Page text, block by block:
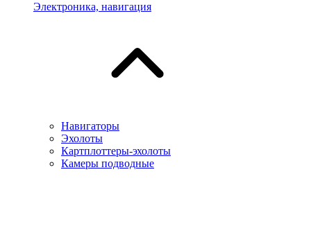
Электроника, навигация
Навигаторы
Эхолоты
Картплоттеры-эхолоты
Камеры подводные